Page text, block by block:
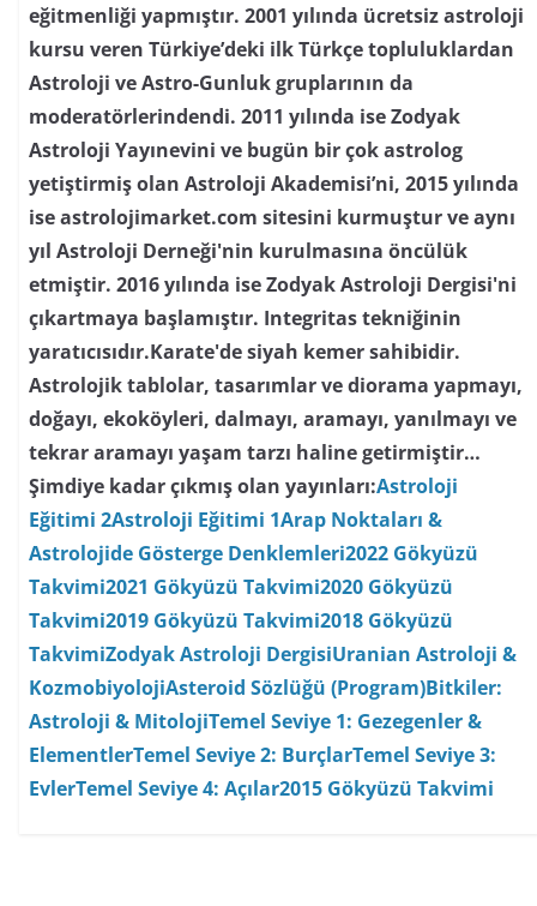
eğitmenliği yapmıştır. 2001 yılında ücretsiz astroloji
kursu veren Türkiye’deki ilk Türkçe topluluklardan
Astroloji ve Astro-Gunluk gruplarının da
moderatörlerindendi. 2011 yılında ise Zodyak
Astroloji Yayınevini ve bugün bir çok astrolog
yetiştirmiş olan Astroloji Akademisi’ni, 2015 yılında
ise astrolojimarket.com sitesini kurmuştur ve aynı
yıl Astroloji Derneği'nin kurulmasına öncülük
etmiştir. 2016 yılında ise Zodyak Astroloji Dergisi'ni
çıkartmaya başlamıştır. Integritas tekniğinin
yaratıcısıdır.Karate'de siyah kemer sahibidir.
Astrolojik tablolar, tasarımlar ve diorama yapmayı,
doğayı, ekoköyleri, dalmayı, aramayı, yanılmayı ve
tekrar aramayı yaşam tarzı haline getirmiştir…
Şimdiye kadar çıkmış olan yayınları:Astroloji
Eğitimi 2Astroloji Eğitimi 1Arap Noktaları &
Astrolojide Gösterge Denklemleri2022 Gökyüzü
Takvimi2021 Gökyüzü Takvimi2020 Gökyüzü
Takvimi2019 Gökyüzü Takvimi2018 Gökyüzü
TakvimiZodyak Astroloji DergisiUranian Astroloji &
KozmobiyolojiAsteroid Sözlüğü (Program)Bitkiler:
Astroloji & MitolojiTemel Seviye 1: Gezegenler &
ElementlerTemel Seviye 2: BurçlarTemel Seviye 3:
EvlerTemel Seviye 4: Açılar2015 Gökyüzü Takvimi